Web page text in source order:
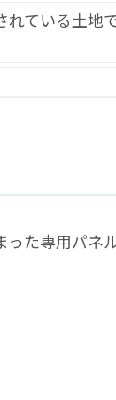
ている土地
た専用パネ